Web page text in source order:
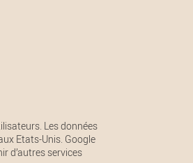
Les données
Etats-Unis. Google
d’autres services